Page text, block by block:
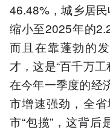
46.48%，城乡居
缩小至2025年的
而且在靠蓬勃的
才，这是“百千万工
在今年一季度的经
市增速强劲，全
市“包揽”，这背后